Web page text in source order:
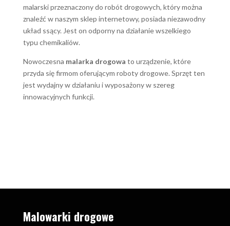
malarski przeznaczony do robót drogowych, który można
znaleźć w naszym sklep internetowy, posiada niezawodny
układ ssący. Jest on odporny na działanie wszelkiego
typu chemikaliów.
Nowoczesna malarka drogowa to urządzenie, które
przyda się firmom oferującym roboty drogowe. Sprzęt ten
jest wydajny w działaniu i wyposażony w szereg
innowacyjnych funkcji.
Malowarki drogowe